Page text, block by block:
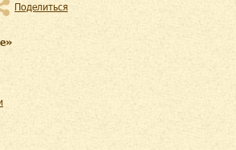
Поделиться
»